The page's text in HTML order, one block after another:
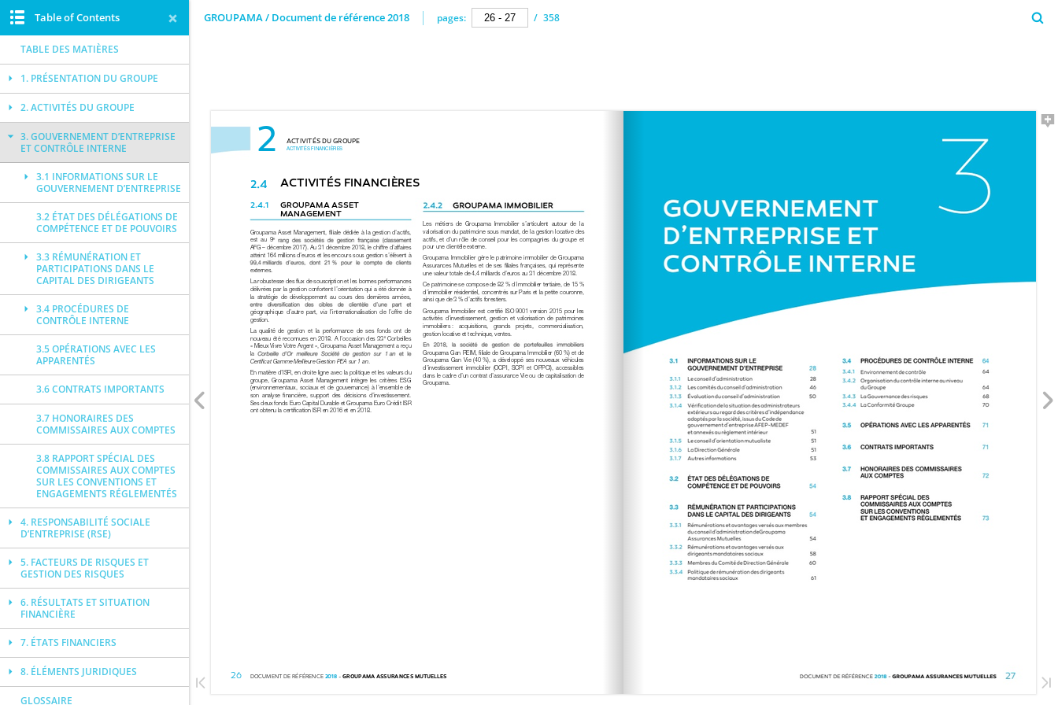
GROUPAMA / Document de référence 2018 pages: / 358
Table of Contents
TABLE DES MATIÈRES
1. PRÉSENTATION DU GROUPE
2. ACTIVITÉS DU GROUPE
3. GOUVERNEMENT D’ENTREPRISE
ET CONTRÔLE INTERNE
3.1 INFORMATIONS SUR LE
GOUVERNEMENT D’ENTREPRISE
3.2 ÉTAT DES DÉLÉGATIONS DE
COMPÉTENCE ET DE POUVOIRS
3.3 RÉMUNÉRATION ET
PARTICIPATIONS DANS LE
CAPITAL DES DIRIGEANTS
3.4 PROCÉDURES DE
CONTRÔLE INTERNE
3.5 OPÉRATIONS AVEC LES
APPARENTÉS
3.6 CONTRATS IMPORTANTS
3.7 HONORAIRES DES
COMMISSAIRES AUX COMPTES
3.8 RAPPORT SPÉCIAL DES
COMMISSAIRES AUX COMPTES
SUR LES CONVENTIONS ET
ENGAGEMENTS RÉGLEMENTÉS
4. RESPONSABILITÉ SOCIALE
D’ENTREPRISE (RSE)
5. FACTEURS DE RISQUES ET
GESTION DES RISQUES
6. RÉSULTATS ET SITUATION
FINANCIÈRE
7. ÉTATS FINANCIERS
8. ÉLÉMENTS JURIDIQUES
GLOSSAIRE